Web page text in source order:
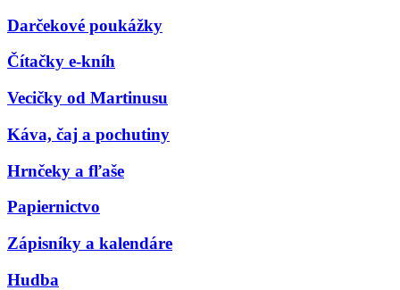
Darčekové poukážky
Čítačky e-kníh
Vecičky od Martinusu
Káva, čaj a pochutiny
Hrnčeky a fľaše
Papiernictvo
Zápisníky a kalendáre
Hudba